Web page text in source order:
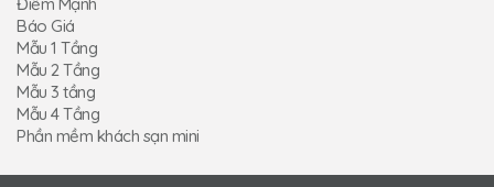
Báo Giá
Mẫu 1 Tầng
Mẫu 2 Tầng
Mẫu 3 tầng
Mẫu 4 Tầng
Phần mềm khách sạn mini